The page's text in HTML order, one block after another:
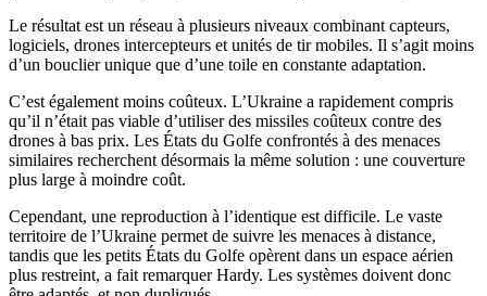
Le résultat est un réseau à plusieurs niveaux combinant capteurs,
logiciels, drones intercepteurs et unités de tir mobiles. Il s’agit moins
d’un bouclier unique que d’une toile en constante adaptation.
C’est également moins coûteux. L’Ukraine a rapidement compris
qu’il n’était pas viable d’utiliser des missiles coûteux contre des
drones à bas prix. Les États du Golfe confrontés à des menaces
similaires recherchent désormais la même solution : une couverture
plus large à moindre coût.
Cependant, une reproduction à l’identique est difficile. Le vaste
territoire de l’Ukraine permet de suivre les menaces à distance,
tandis que les petits États du Golfe opèrent dans un espace aérien
plus restreint, a fait remarquer Hardy. Les systèmes doivent donc